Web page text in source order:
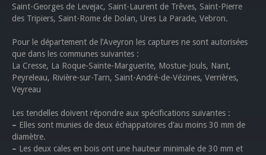
Saint-Georges de Levejac, Saint-Laurent de Trêves, Saint-Pierre
des Tripiers, Saint-Rome de Dolan, Ures La Parade, Vebron.
Pour le département de l’Aveyron les captures ne sont autorisées
que dans les communes suivantes :
La Cresse, La Roque-Sainte-Marguerite, Mostue-Jouls, Nant,
Peyreleau, Rivière-sur-Tarn, Saint-André-de-Vézines, Verrières,
Veyreau
Les tendelles doivent répondre aux spécifications suivantes :
– Elles sont munies de deux échappatoires d’au moins 30 mm de
diamètre.
– Les deux cales en bois ont une hauteur minimale de 30 mm et